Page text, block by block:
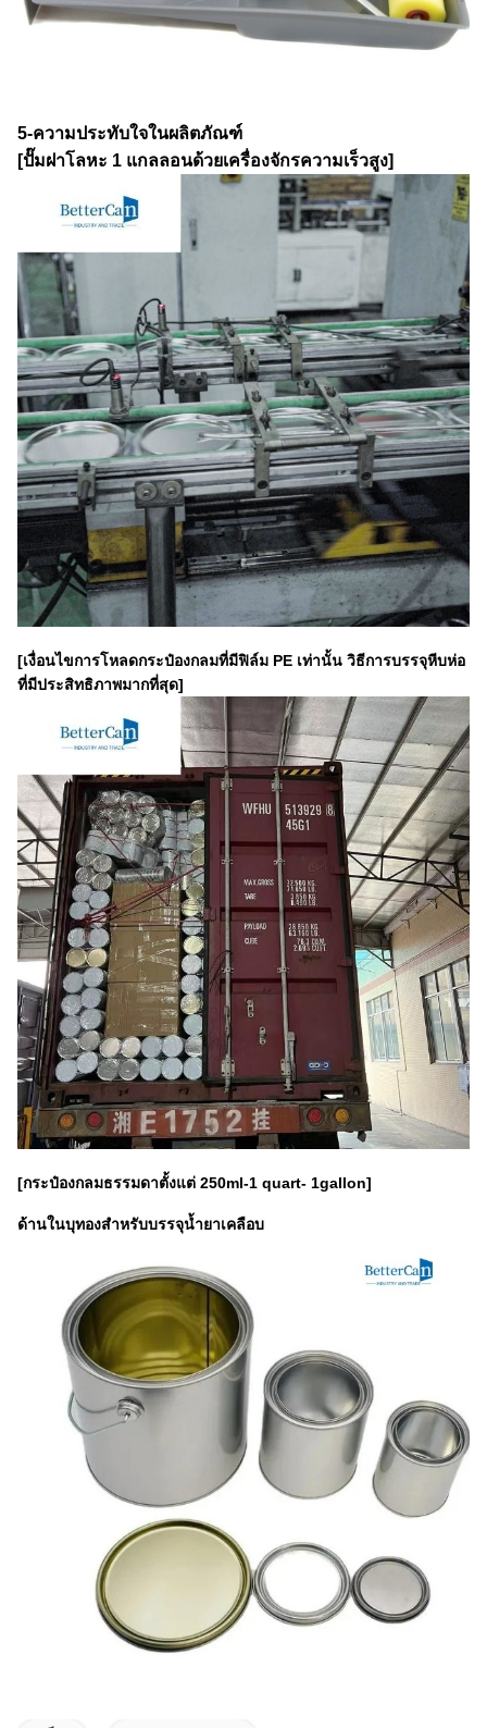
5-ความประทับใจในผลิตภัณฑ์
[ปั๊มฝาโลหะ 1 แกลลอนด้วยเครื่องจักรความเร็วสูง]
[เงื่อนไขการโหลดกระป๋องกลมที่มีฟิล์ม PE เท่านั้น วิธีการบรรจุหีบห่อ
ที่มีประสิทธิภาพมากที่สุด]
[กระป๋องกลมธรรมดาตั้งแต่ 250ml-1 quart- 1gallon]
ด้านในบุทองสำหรับบรรจุน้ำยาเคลือบ